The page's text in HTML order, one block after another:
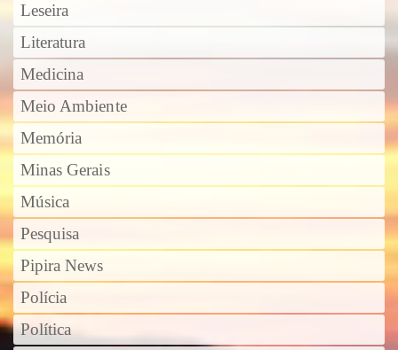
Leseira
Literatura
Medicina
Meio Ambiente
Memória
Minas Gerais
Música
Pesquisa
Pipira News
Polícia
Política